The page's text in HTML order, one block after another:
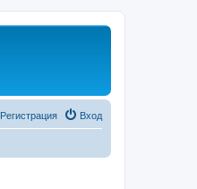
Вход
Регистрация